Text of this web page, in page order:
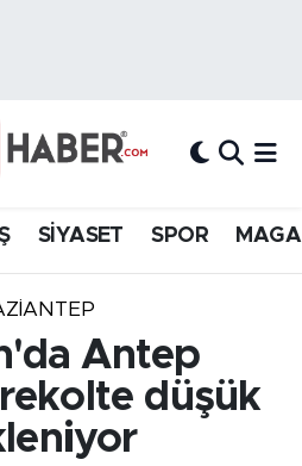
SİYASET SPOR
Antep
rekolte düşük
ve Fikstür